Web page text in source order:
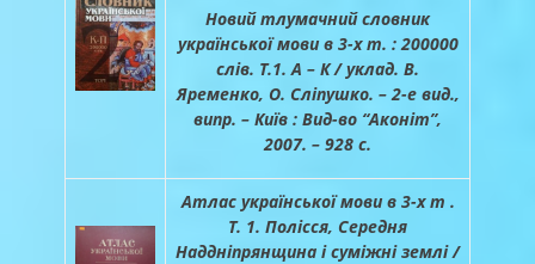
Новий тлумачний словник
української мови в 3-х т. : 200000
слів. Т.1. А – К / уклад. В.
Яременко, О. Сліпушко. – 2-е вид.,
випр. – Київ : Вид-во “Аконіт”,
2007. – 928 с.
Атлас української мови в 3-х т .
Т. 1. Полісся, Середня
Наддніпрянщина і суміжні землі /